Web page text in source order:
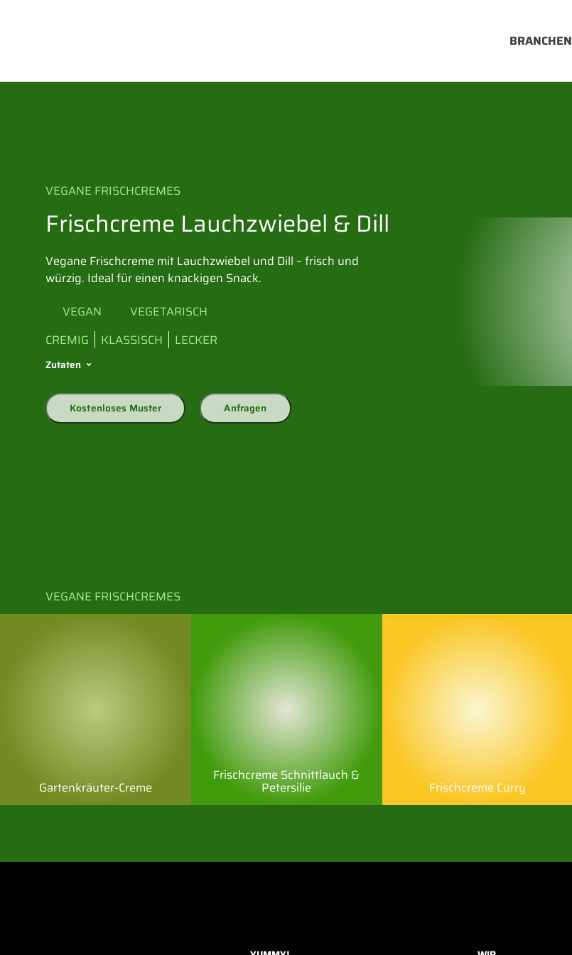
BRANCHEN
VEGANE FRISCHCREMES
Frischcreme Lauchzwiebel & Dill
Vegane Frischcreme mit Lauchzwiebel und Dill – frisch und
würzig. Ideal für einen knackigen Snack.
VEGAN
VEGETARISCH
CREMIG
KLASSISCH LECKER
Zutaten
Kostenloses Muster Anfragen
VEGANE FRISCHCREMES
Gartenkräuter-Creme
Frischcreme Schnittlauch &
Petersilie Frischcreme Curry